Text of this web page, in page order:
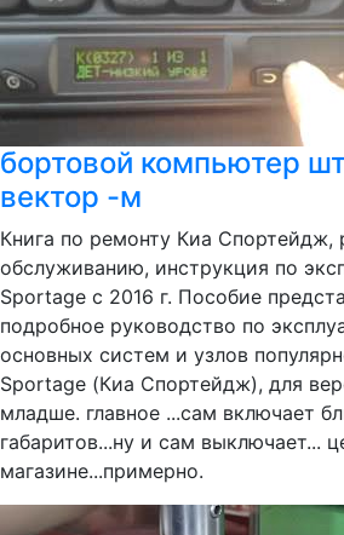
бортовой компьютер
вектор -м
Книга по ремонту Киа Спортейдж,
обслуживанию, инструкция по
Sportage с 2016 г. Пособие
подробное руководство по
основных систем и узлов
Sportage (Киа Спортейдж), для
младше. главное ...сам включает
габаритов...ну и сам выключает...
магазине...примерно.